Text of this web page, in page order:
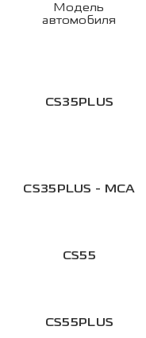
Модель
автомобиля
CS35PLUS
CS35PLUS - MCA
CS55
CS55PLUS